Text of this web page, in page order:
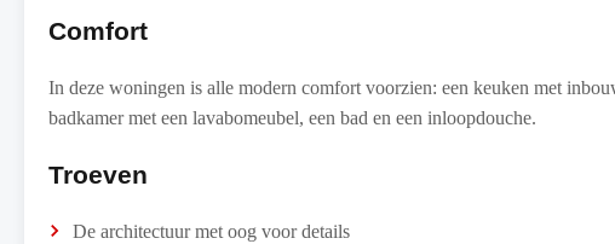
Comfort
In deze woningen is alle modern comfort voorzien: een keuken met
badkamer met een lavabomeubel, een bad en een inloopdouche.
Troeven
De architectuur met oog voor details